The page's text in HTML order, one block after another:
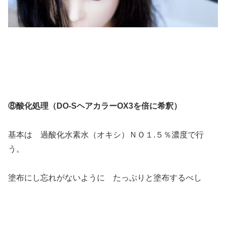
⑧酸化処理（DO-SヘアカラーOX3を倍に希釈）
基本は 過酸化水素水（オキシ）ＮＯ１.５％濃度で行
う。
塗布にし忘れがないように たっぷりと塗布するべし